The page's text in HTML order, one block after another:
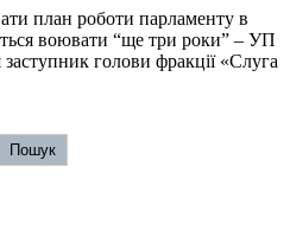
план роботи парламенту в
воювати “ще три роки” – УП
голови фракції «Слуга
Пошук